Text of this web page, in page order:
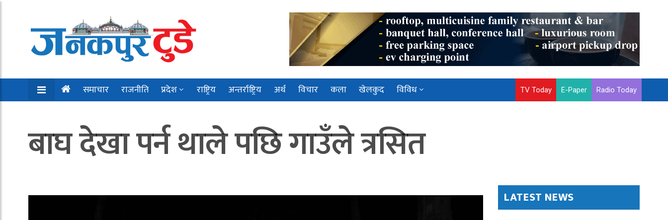
समाचार राजनीति प्रदेश राष्ट्रिय अन्तर्राष्ट्रिय अर्थ विचार कला खेलकुद विविध TV Today E-Paper Radio Today
बाघ देखा पर्न थाले पछि गाउँले त्रसित
LATEST NEWS